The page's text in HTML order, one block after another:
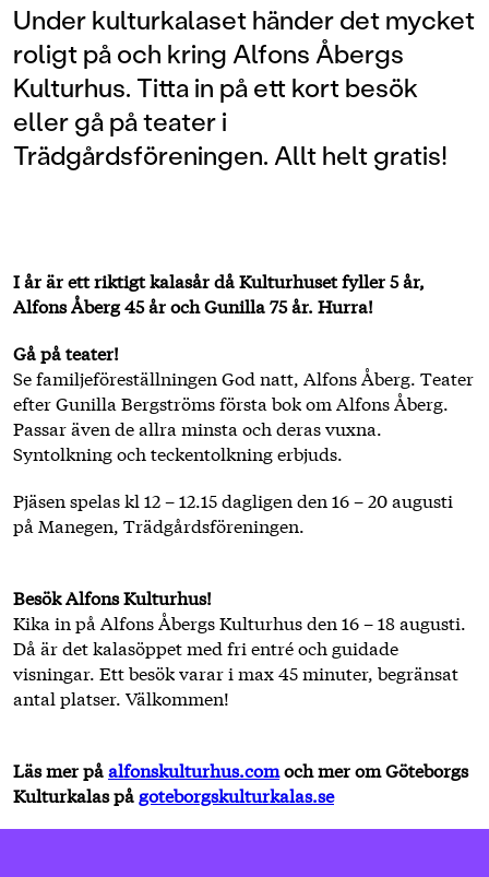
Under kulturkalaset händer det mycket
roligt på och kring Alfons Åbergs
Kulturhus. Titta in på ett kort besök
eller gå på teater i
Trädgårdsföreningen. Allt helt gratis!
I år är ett riktigt kalasårdå Kulturhuset fyller 5 år,
Alfons Åberg 45 år och Gunilla 75 år. Hurra!
Gå på teater!
Se familjeföreställningen God natt, Alfons Åberg. Teater
efter Gunilla Bergströms första bok om Alfons Åberg.
Passar även de allra minsta och deras vuxna.
Syntolkning och teckentolkning erbjuds.
Pjäsen spelas kl 12 – 12.15 dagligen den 16 – 20 augusti
på Manegen, Trädgårdsföreningen.
Besök Alfons Kulturhus!
Kika in på Alfons Åbergs Kulturhus den 16 – 18 augusti.
Då är det kalasöppet med fri entré och guidade
visningar. Ett besök varar i max 45 minuter, begränsat
antal platser. Välkommen!
Läs mer påalfonskulturhus.comoch mer om Göteborgs
Kulturkalas pågoteborgskulturkalas.se